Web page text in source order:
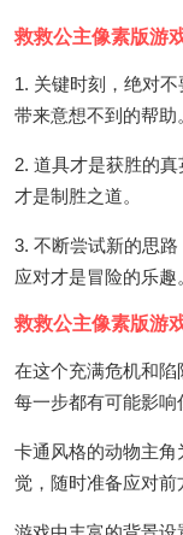
救救公主像素版游
1. 关键时刻，绝对
带来意想不到的帮助
2. 道具才是获胜的
才是制胜之道。
3. 不断尝试新的思路
应对才是冒险的乐趣
救救公主像素版游
在这个充满危机和陷
每一步都有可能影响
卡通风格的动物主
觉，随时准备应对前